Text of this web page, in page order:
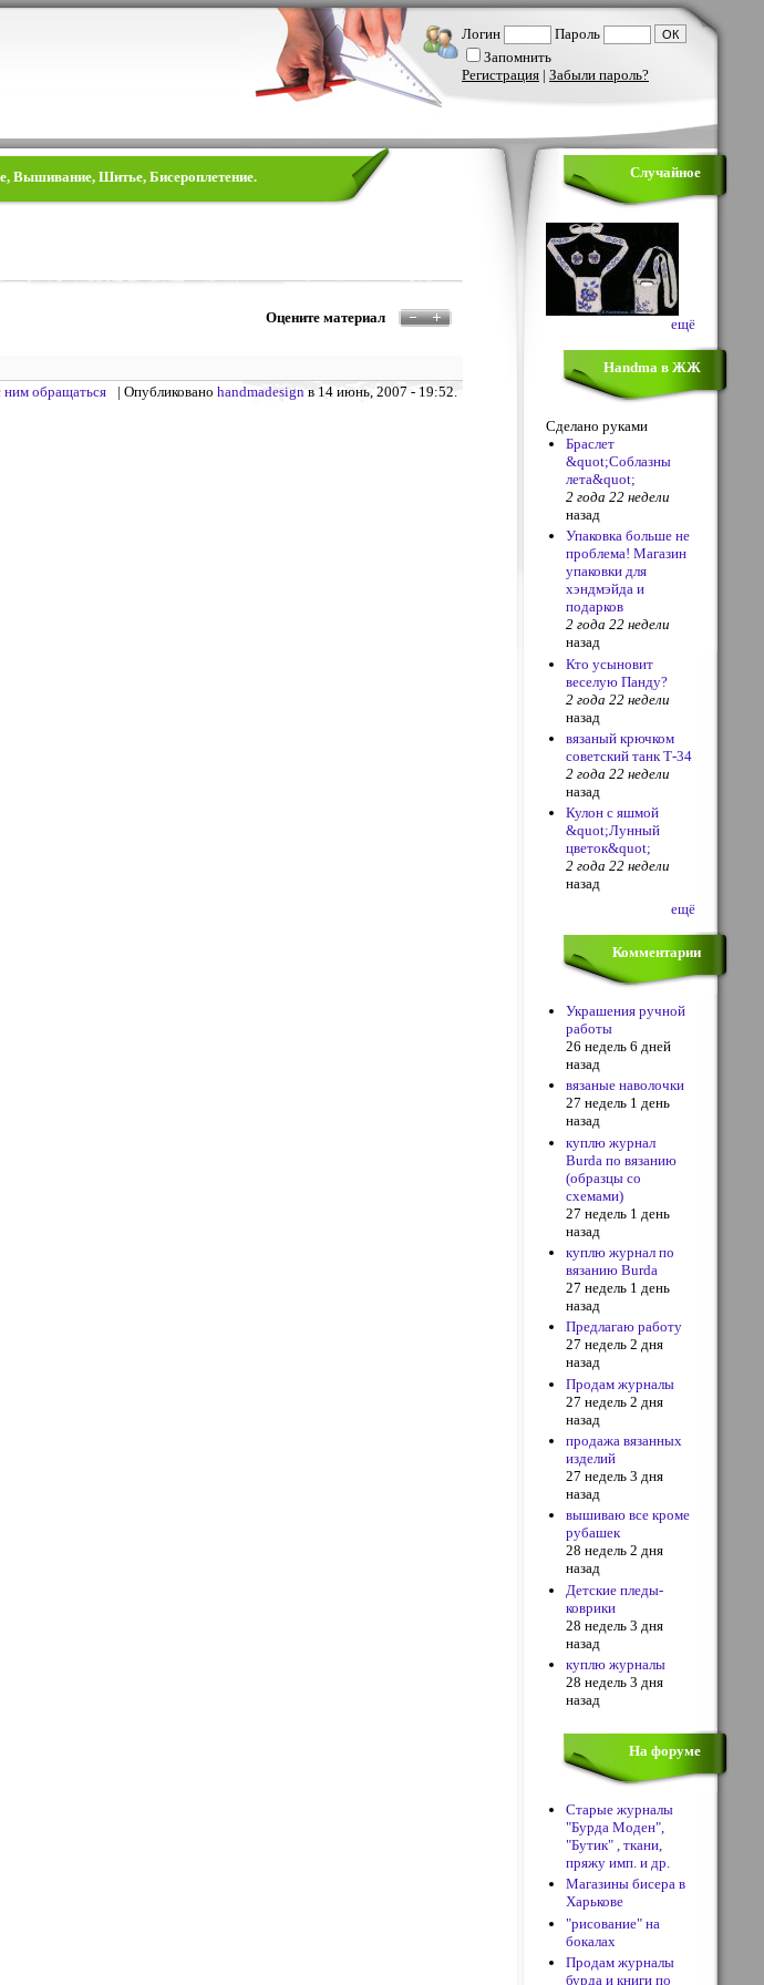
Логин
Пароль
Запомнить
Регистрация | Забыли пароль?
Вышивание, Шитье, Бисероплетение.
Оцените материал
ним обращаться | Опубликовано handmadesign в 14 июнь, 2007 - 19:52.
Случайное
ещё
Handma в ЖЖ
Сделано руками
Браслет
&quot;Соблазны
лета&quot;
2 года 22 недели
назад
Упаковка больше не
проблема! Магазин
упаковки для
хэндмэйда и
подарков
2 года 22 недели
назад
Кто усыновит
веселую Панду?
2 года 22 недели
назад
вязаный крючком
советский танк Т-34
2 года 22 недели
назад
Кулон с яшмой
&quot;Лунный
цветок&quot;
2 года 22 недели
назад
ещё
Комментарии
Украшения ручной
работы
26 недель 6 дней
назад
вязаные наволочки
27 недель 1 день
назад
куплю журнал
Burda по вязанию
(образцы со
схемами)
27 недель 1 день
назад
куплю журнал по
вязанию Burda
27 недель 1 день
назад
Предлагаю работу
27 недель 2 дня
назад
Продам журналы
27 недель 2 дня
назад
продажа вязанных
изделий
27 недель 3 дня
назад
вышиваю все кроме
рубашек
28 недель 2 дня
назад
Детские пледы-
коврики
28 недель 3 дня
назад
куплю журналы
28 недель 3 дня
назад
На форуме
Старые журналы
"Бурда Моден",
"Бутик" , ткани,
пряжу имп. и др.
Магазины бисера в
Харькове
"рисование" на
бокалах
Продам журналы
бурда и книги по